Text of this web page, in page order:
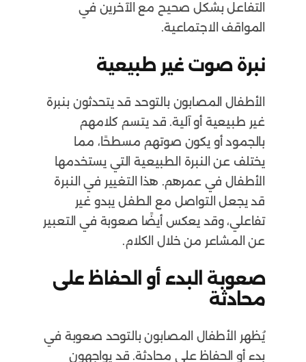
التفاعل بشكل صحيح مع الآخرين في
المواقف الاجتماعية.
نبرة صوت غير طبيعية
الأطفال المصابون بالتوحد قد يتحدثون بنبرة
غير طبيعية أو آلية. قد يتسم كلامهم
بالجمود أو يكون صوتهم مسطحًا، مما
يختلف عن النبرة الطبيعية التي يستخدمها
الأطفال في عمرهم. هذا التغيير في النبرة
قد يجعل التواصل مع الطفل يبدو غير
تفاعلي، وقد يعكس أيضًا صعوبة في التعبير
عن المشاعر من خلال الكلام.
صعوبة البدء أو الحفاظ على
محادثة
يُظهر الأطفال المصابون بالتوحد صعوبة في
بدء أو الحفاظ على محادثة. قد يواجهون